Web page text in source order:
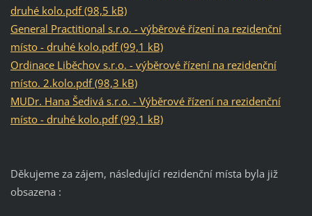
druhé kolo.pdf (98,5 kB)
General Practitional s.r.o. - výběrové řízení na rezidenční
místo - druhé kolo.pdf (99,1 kB)
Ordinace Liběchov s.r.o. - výběrové řízení na rezidenční
místo. 2.kolo.pdf (98,3 kB)
MUDr. Hana Šedivá s.r.o. - Výběrové řízení na rezidenční
místo - druhé kolo.pdf (99,1 kB)
Děkujeme za zájem, následující rezidenční místa byla již
obsazena :